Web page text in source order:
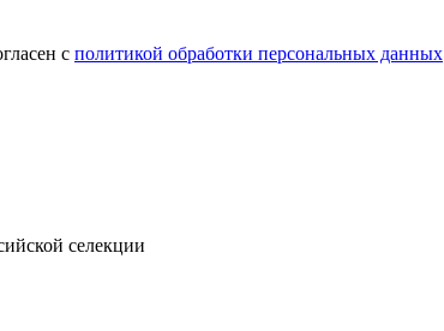
с политикой обработки персональных данных
селекции